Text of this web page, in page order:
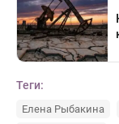
Теги:
Елена Рыбакина